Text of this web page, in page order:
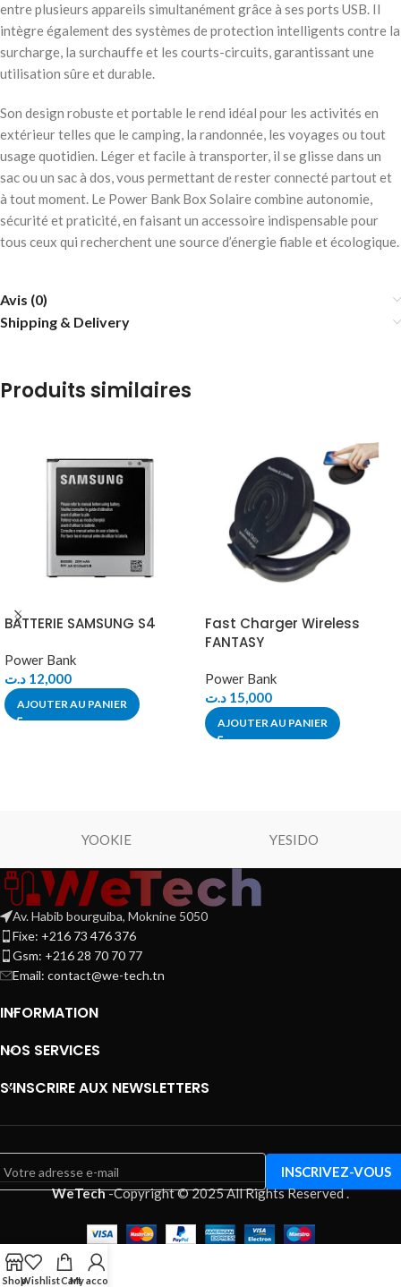
entre plusieurs appareils simultanément grâce à ses ports USB. Il
intègre également des systèmes de protection intelligents contre la
surcharge, la surchauffe et les courts-circuits, garantissant une
utilisation sûre et durable.
Son design robuste et portable le rend idéal pour les activités en
extérieur telles que le camping, la randonnée, les voyages ou tout
usage quotidien. Léger et facile à transporter, il se glisse dans un
sac ou un sac à dos, vous permettant de rester connecté partout et
à tout moment. Le Power Bank Box Solaire combine autonomie,
sécurité et praticité, en faisant un accessoire indispensable pour
tous ceux qui recherchent une source d’énergie fiable et écologique.
Avis (0)
Shipping & Delivery
Produits similaires
BATTERIE SAMSUNG S4
Power Bank
12,000 د.ت
AJOUTER AU PANIER
Fast Charger Wireless
FANTASY
Power Bank
15,000 د.ت
AJOUTER AU PANIER
YOOKIE YESIDO
Av. Habib bourguiba, Moknine 5050
Fixe: +216 73 476 376
Gsm: +216 28 70 70 77
Email: contact@we-tech.tn
INFORMATION
NOS SERVICES
S’INSCRIRE AUX NEWSLETTERS
WeTech-Copyright © 2025 All Rights Reserved.
ShopWishlistCartMy account